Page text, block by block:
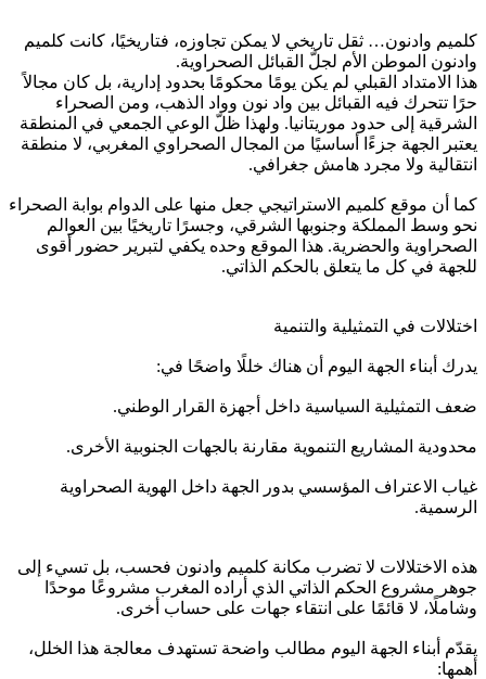
كلميم وادنون… ثقل تاريخي لا يمكن تجاوزه، فتاريخيًا، كانت كلميم
وادنون الموطن الأم لجلّ القبائل الصحراوية.
هذا الامتداد القبلي لم يكن يومًا محكومًا بحدود إدارية، بل كان مجالاً
حرًا تتحرك فيه القبائل بين واد نون وواد الذهب، ومن الصحراء
الشرقية إلى حدود موريتانيا. ولهذا ظلّ الوعي الجمعي في المنطقة
يعتبر الجهة جزءًا أساسيًا من المجال الصحراوي المغربي، لا منطقة
انتقالية ولا مجرد هامش جغرافي.
كما أن موقع كلميم الاستراتيجي جعل منها على الدوام بوابة الصحراء
نحو وسط المملكة وجنوبها الشرقي، وجسرًا تاريخيًا بين العوالم
الصحراوية والحضرية. هذا الموقع وحده يكفي لتبرير حضور أقوى
للجهة في كل ما يتعلق بالحكم الذاتي.
اختلالات في التمثيلية والتنمية
يدرك أبناء الجهة اليوم أن هناك خللًا واضحًا في:
ضعف التمثيلية السياسية داخل أجهزة القرار الوطني.
محدودية المشاريع التنموية مقارنة بالجهات الجنوبية الأخرى.
غياب الاعتراف المؤسسي بدور الجهة داخل الهوية الصحراوية
الرسمية.
هذه الاختلالات لا تضرب مكانة كلميم وادنون فحسب، بل تسيء إلى
جوهر مشروع الحكم الذاتي الذي أراده المغرب مشروعًا موحدًا
وشاملًا، لا قائمًا على انتقاء جهات على حساب أخرى.
يقدّم أبناء الجهة اليوم مطالب واضحة تستهدف معالجة هذا الخلل،
أهمها: